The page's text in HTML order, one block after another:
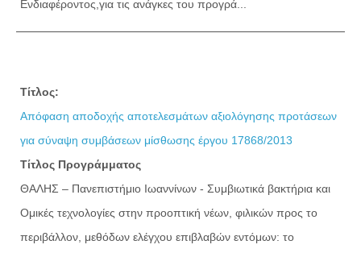
Ενδιαφέροντος,για τις ανάγκες του προγρά...
Τίτλος:
Απόφαση αποδοχής αποτελεσμάτων αξιολόγησης προτάσεων
για σύναψη συμβάσεων μίσθωσης έργου 17868/2013
Τίτλος Προγράμματος
ΘΑΛΗΣ – Πανεπιστήμιο Ιωαννίνων - Συμβιωτικά βακτήρια και
Ομικές τεχνολογίες στην προοπτική νέων, φιλικών προς το
περιβάλλον, μεθόδων ελέγχου επιβλαβών εντόμων: το